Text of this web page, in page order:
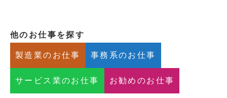
他のお仕事を探す
製造業のお仕事 事務系のお仕事
サービス業のお仕事 お勧めのお仕事